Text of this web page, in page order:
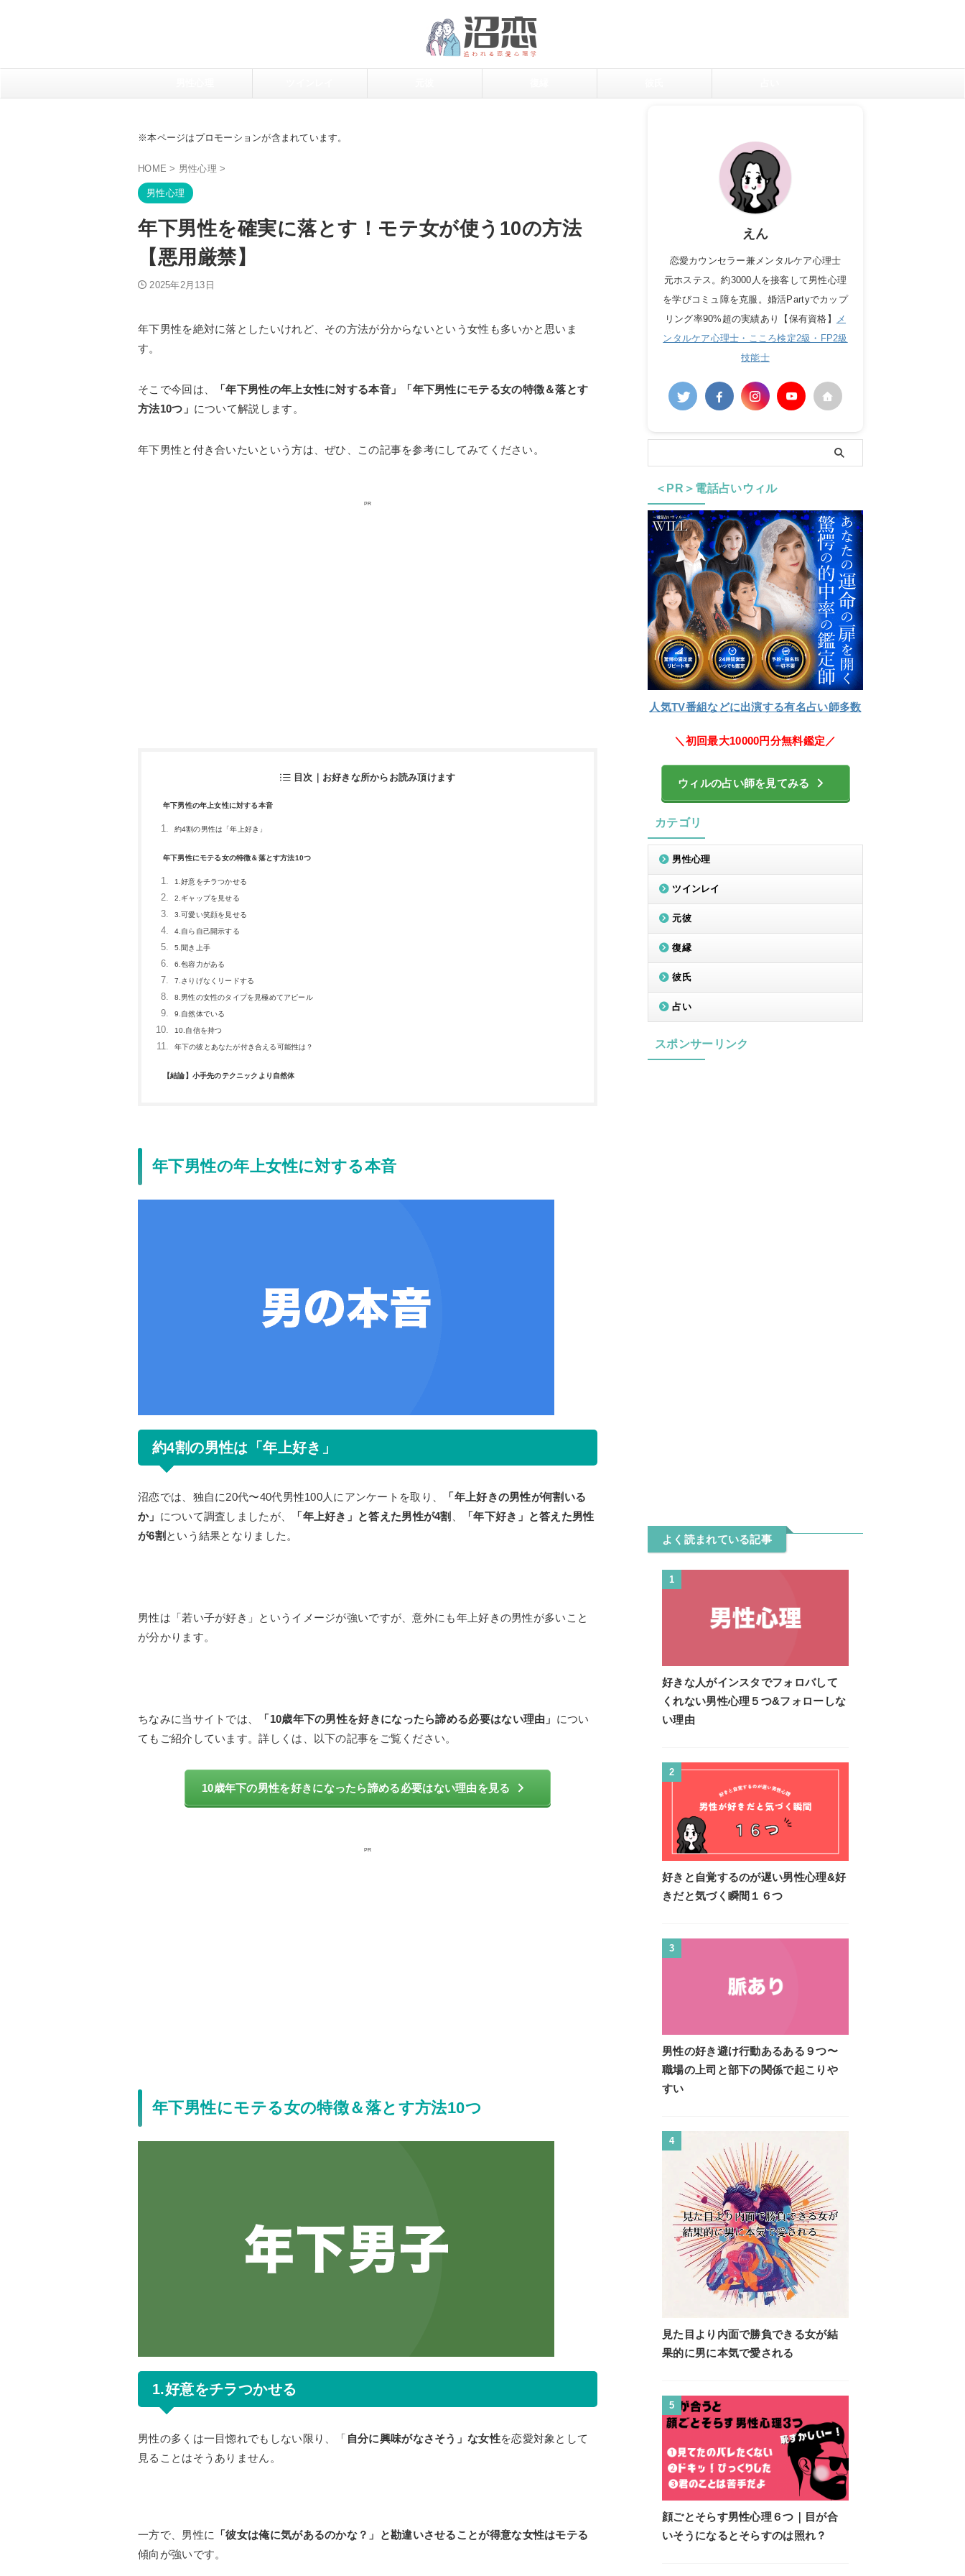
※本ページはプロモーションが含まれています。
HOME > 男性心理 >
男性心理
年下男性を確実に落とす！モテ女が使う10の方法
【悪用厳禁】
2025年2月13日
年下男性を絶対に落としたいけれど、その方法が分からないという女性も多いかと思いま
す。
そこで今回は、
「年下男性の年上女性に対する本音」「年下男性にモテる女の特徴＆落とす
方法10つ」 について解説します。
年下男性と付き合いたいという方は、ぜひ、この記事を参考にしてみてください。
PR
目次｜お好きな所からお読み頂けます
年下男性の年上女性に対する本音
約4割の男性は「年上好き」
年下男性にモテる女の特徴＆落とす方法10つ
1.好意をチラつかせる
2.ギャップを見せる
3.可愛い笑顔を見せる
4.自ら自己開示する
5.聞き上手
6.包容力がある
7.さりげなくリードする
8.男性の女性のタイプを見極めてアピール
9.自然体でいる
10.自信を持つ
年下の彼とあなたが付き合える可能性は？
【結論】小手先のテクニックより自然体
年下男性の年上女性に対する本音
約4割の男性は「年上好き」
沼恋では、独自に20代〜40代男性100人にアンケートを取り、
「年上好きの男性が何割いる
か」 について調査しましたが、 「年上好き」と答えた男性が4割
「年下好き」と答えた男性
が6割 という結果となりました。
男性は「若い子が好き」というイメージが強いですが、意外にも年上好きの男性が多いこと
が分かります。
ちなみに当サイトでは、 「10歳年下の男性を好きになったら諦める必要はない理由」 につい
てもご紹介しています。詳しくは、以下の記事をご覧ください。
10歳年下の男性を好きになったら諦める必要はない理由を見る
PR
年下男性にモテる女の特徴＆落とす方法10つ
1.好意をチラつかせる
男性の多くは一目惚れでもしない限り、「 自分に興味がなさそう」な女性を恋愛対象として
見ることはそうありません。
一方で、男性に
「彼女は俺に気があるのかな？」と勘違いさせることが得意な女性はモテる
傾向が強いです。
えん
恋愛カウンセラー兼メンタルケア心理士
元ホステス。約3000人を接客して男性心理
を学びコミュ障を克服。婚活Partyでカップ
リング率90%超の実績あり【保有資格】
メ
ンタルケア心理士・こころ検定2級・FP2級
技能士
＜PR＞電話占いウィル
人気TV番組などに出演する有名占い師多数
＼初回最大10000円分無料鑑定／
ウィルの占い師を見てみる
カテゴリ
男性心理
ツインレイ
元彼
復縁
彼氏
占い
スポンサーリンク
よく読まれている記事
1
好きな人がインスタでフォロバして
くれない男性心理５つ&フォローしな
い理由
2
好きと自覚するのが遅い男性心理&好
きだと気づく瞬間１６つ
3
男性の好き避け行動あるある９つ〜
職場の上司と部下の関係で起こりや
すい
4
見た目より内面で勝負できる女が結
果的に男に本気で愛される
5
顔ごとそらす男性心理６つ｜目が合
いそうになるとそらすのは照れ？